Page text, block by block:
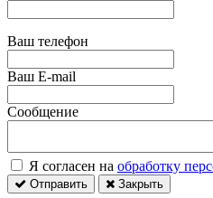
Ваш телефон
Ваш E-mail
Сообщение
Я согласен на обработку
Отправить Закрыть